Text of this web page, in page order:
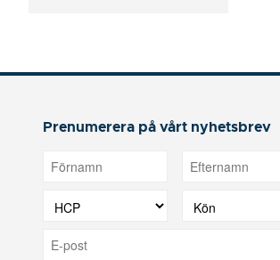
Prenumerera på vårt nyhetsbrev